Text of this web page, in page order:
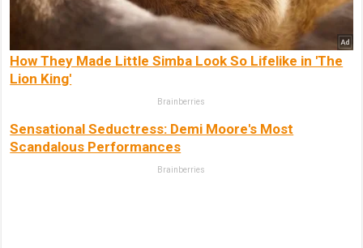
How They Made Little Simba Look So Lifelike in 'The
Lion King'
Brainberries
Sensational Seductress: Demi Moore's Most
Scandalous Performances
Brainberries